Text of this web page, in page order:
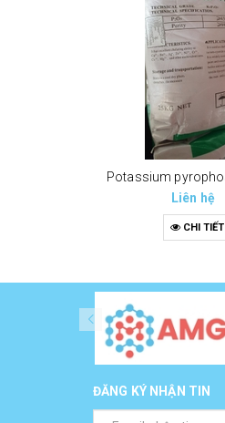
Liên hệ
CHI TIẾT
ĐĂNG KÝ NHẬN TIN